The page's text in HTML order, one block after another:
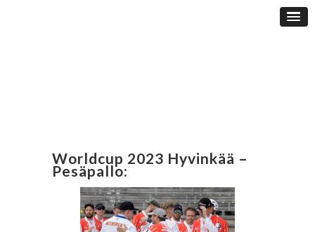
Worldcup 2023 Hyvinkää –
Pesäpallo: